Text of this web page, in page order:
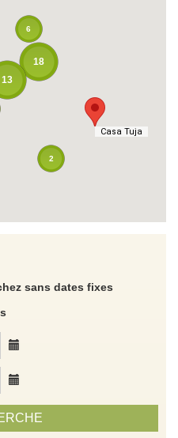
Casa Tuja
18
6
13
2
Casa Tuja
sans dates fixes